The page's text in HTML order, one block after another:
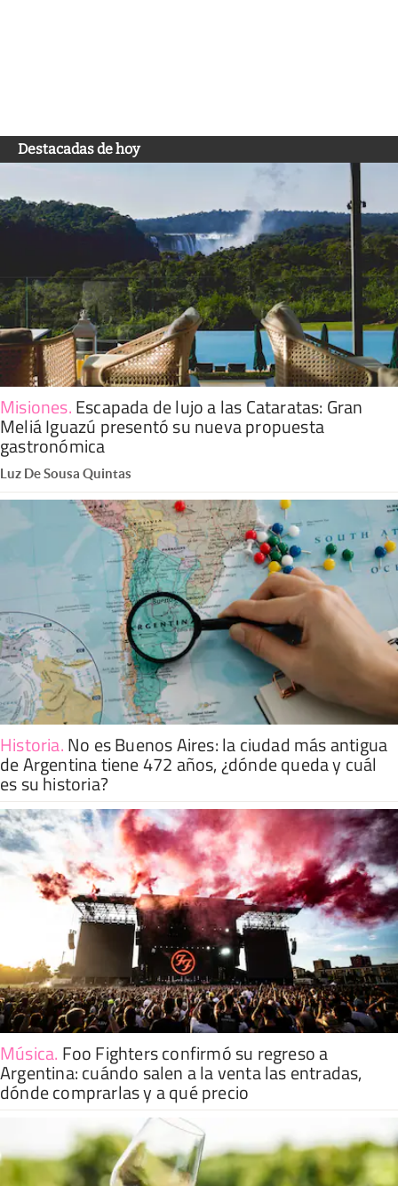
Destacadas de hoy
Misiones.Escapada de lujo a las Cataratas: Gran
Meliá Iguazú presentó su nueva propuesta
gastronómica
Luz De Sousa Quintas
Historia.No es Buenos Aires: la ciudad más antigua
de Argentina tiene 472 años, ¿dónde queda y cuál
es su historia?
Música. Foo Fighters confirmó su regreso a
Argentina: cuándo salen a la venta las entradas,
dónde comprarlas y a qué precio